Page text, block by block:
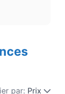
par: Prix